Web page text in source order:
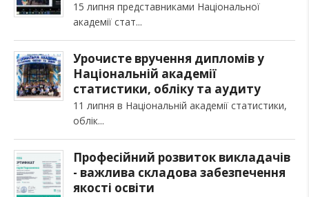
15 липня представниками Національної
академії стат
Урочисте вручення дипломів у
Національній академії
статистики, обліку та аудиту
11 липня в Національній академії статистики,
облік
Професійний розвиток викладачів
- важлива складова забезпечення
якості освіти